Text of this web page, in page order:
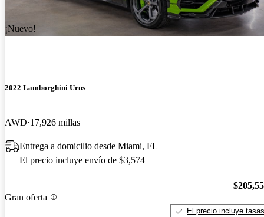
¡Nuevo!
2022 Lamborghini Urus
AWD 17,926 millas
Entrega a domicilio desde Miami, FL
El precio incluye envío de $3,574
Gran oferta
El precio incluye tasas